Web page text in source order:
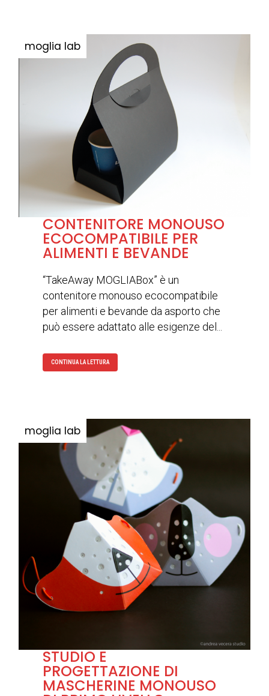
CONTENITORE MONOUSO
ECOCOMPATIBILE PER
ALIMENTI E BEVANDE
“TakeAway MOGLIABox” è un
contenitore monouso ecocompatibile
per alimenti e bevande da asporto che
può essere adattato alle esigenze del...
CONTINUA LA LETTURA
STUDIO E
PROGETTAZIONE DI
MASCHERINE MONOUSO